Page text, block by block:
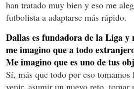
han tratado muy bien y eso me
futbolista a adaptarse más rápido.
Dallas es fundadora de la Liga y
me imagino que a todo
Me imagino que es uno de tus
Sí, más que todo por eso